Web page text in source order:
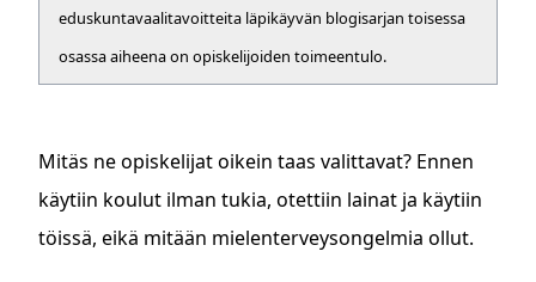
eduskuntavaalitavoitteita läpikäyvän blogisarjan toisessa
osassa aiheena on opiskelijoiden toimeentulo.
Mitäs ne opiskelijat oikein taas valittavat? Ennen
käytiin koulut ilman tukia, otettiin lainat ja käytiin
töissä, eikä mitään mielenterveysongelmia ollut.